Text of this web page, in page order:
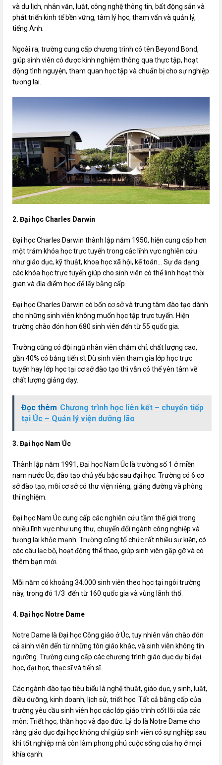
và du lịch, nhân văn, luật, công nghệ thông tin, bất động sản và
phát triển kinh tế bền vững, tâm lý học, tham vấn và quản lý,
tiếng Anh.
Ngoài ra, trường cung cấp chương trình có tên Beyond Bond,
giúp sinh viên có được kinh nghiệm thông qua thực tập, hoạt
động tình nguyện, tham quan học tập và chuẩn bị cho sự nghiệp
tương lai.
2. Đại học Charles Darwin
Đại học Charles Darwin thành lập năm 1950, hiện cung cấp hơn
một trăm khóa học trực tuyến trong các lĩnh vực nghiên cứu
như giáo dục, kỹ thuật, khoa học xã hội, kế toán… Sự đa dạng
các khóa học trực tuyến giúp cho sinh viên có thể linh hoạt thời
gian và địa điểm học để lấy bằng cấp.
Đại học Charles Darwin có bốn cơ sở và trung tâm đào tạo dành
cho những sinh viên không muốn học tập trực tuyến. Hiện
trường chào đón hơn 680 sinh viên đến từ 55 quốc gia.
Trường cũng có đội ngũ nhân viên chăm chỉ, chất lượng cao,
gần 40% có bằng tiến sĩ. Dù sinh viên tham gia lớp học trực
tuyến hay lớp học tại cơ sở đào tạo thì vẫn có thể yên tâm về
chất lượng giảng dạy.
Đọc thêm Chương trình học liên kết – chuyển tiếp
tại Úc – Quản lý viện dưỡng lão
3. Đại học Nam Úc
Thành lập năm 1991, Đại học Nam Úc là trường số 1 ở miền
nam nước Úc, đào tạo chủ yếu bậc sau đại học. Trường có 6 cơ
sở đào tạo, mỗi cơ sở có thư viện riêng, giảng đường và phòng
thí nghiệm.
Đại học Nam Úc cung cấp các nghiên cứu tầm thế giới trong
nhiều lĩnh vực như ung thư, chuyển đổi ngành công nghiệp và
tương lai khỏe mạnh. Trường cũng tổ chức rất nhiều sự kiện, có
các câu lạc bộ, hoạt động thể thao, giúp sinh viên gặp gỡ và có
thêm bạn mới.
Mỗi năm có khoảng 34.000 sinh viên theo học tại ngôi trường
này, trong đó 1/3 đến từ 160 quốc gia và vùng lãnh thổ.
4. Đại học Notre Dame
Notre Dame là Đại học Công giáo ở Úc, tuy nhiên vẫn chào đón
cả sinh viên đến từ những tôn giáo khác, và sinh viên không tín
ngưỡng. Trường cung cấp các chương trình giáo dục dự bị đại
học, đại học, thạc sĩ và tiến sĩ.
Các ngành đào tạo tiêu biểu là nghệ thuật, giáo dục, y sinh, luật,
điều dưỡng, kinh doanh, lịch sử, triết học. Tất cả bằng cấp của
trường yêu cầu sinh viên học các lớp giáo trình cốt lõi của các
môn: Triết học, thần học và đạo đức. Lý do là Notre Dame cho
rằng giáo dục đại học không chỉ giúp sinh viên có sự nghiệp sau
khi tốt nghiệp mà còn làm phong phú cuộc sống của họ ở mọi
khía cạnh.